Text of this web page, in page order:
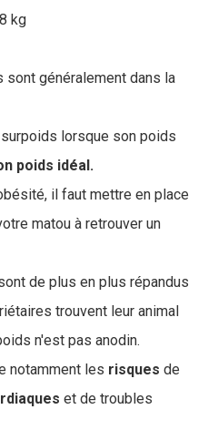
kg
généralement dans la
lorsque son poids
poids idéal.
il faut mettre en place
matou à retrouver un
de plus en plus répandus
trouvent leur animal
n'est pas anodin.
notamment les risques de
et de troubles